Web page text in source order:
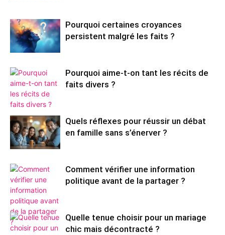
Pourquoi certaines croyances
persistent malgré les faits ?
Pourquoi aime-t-on tant les récits de
faits divers ?
Quels réflexes pour réussir un débat
en famille sans s’énerver ?
Comment vérifier une information
politique avant de la partager ?
Quelle tenue choisir pour un mariage
chic mais décontracté ?